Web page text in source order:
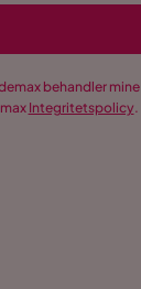
behandler mine
Integritetspolicy.